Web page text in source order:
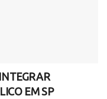
EM SP